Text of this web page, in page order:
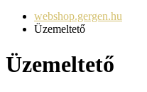
webshop.gergen.hu
Üzemeltető
Üzemeltető